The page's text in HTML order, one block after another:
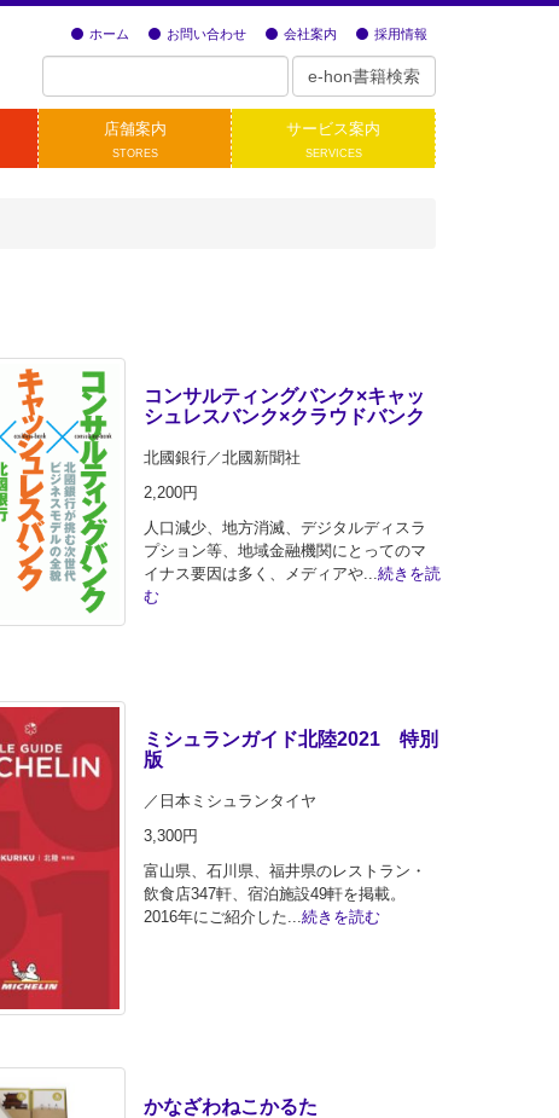
ホーム お問い合わせ 会社案内 採用情報
店舗案内
STORES
サービス案内
SERVICES
コンサルティングバンク×キャッ
シュレスバンク×クラウドバンク
北國銀行／北國新聞社
2,200円
人口減少、地方消滅、デジタルディスラ
プション等、地域金融機関にとってのマ
イナス要因は多く、メディアや...続きを読
む
ミシュランガイド北陸2021 特別
版
／日本ミシュランタイヤ
3,300円
富山県、石川県、福井県のレストラン・
飲食店347軒、宿泊施設49軒を掲載。
2016年にご紹介した...続きを読む
かなざわねこかるた